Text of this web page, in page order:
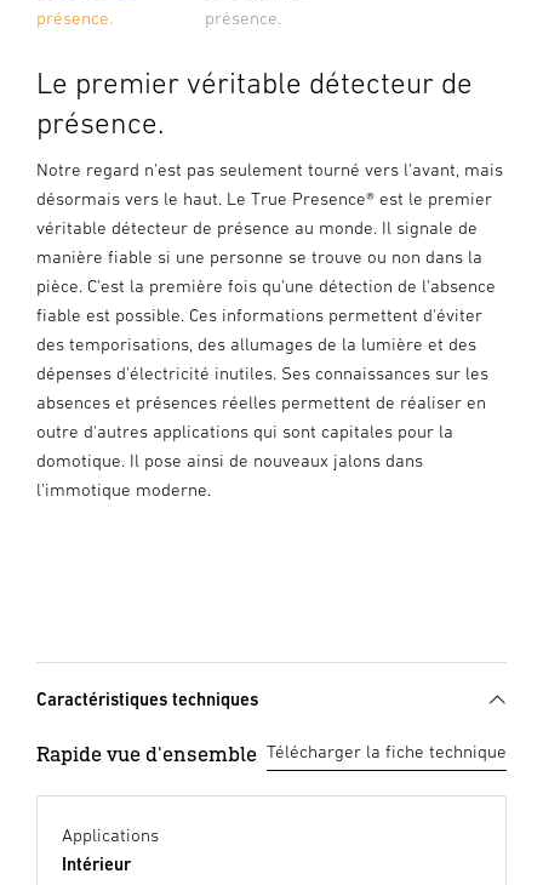
présence.
présence.
Le premier véritable détecteur de
présence.
Notre regard n'est pas seulement tourné vers l'avant, mais
désormais vers le haut. Le True Presence® est le premier
véritable détecteur de présence au monde. Il signale de
manière fiable si une personne se trouve ou non dans la
pièce. C'est la première fois qu'une détection de l'absence
fiable est possible. Ces informations permettent d'éviter
des temporisations, des allumages de la lumière et des
dépenses d'électricité inutiles. Ses connaissances sur les
absences et présences réelles permettent de réaliser en
outre d'autres applications qui sont capitales pour la
domotique. Il pose ainsi de nouveaux jalons dans
l'immotique moderne.
Caractéristiques techniques
Rapide vue d'ensemble Télécharger la fiche technique
Applications
Intérieur